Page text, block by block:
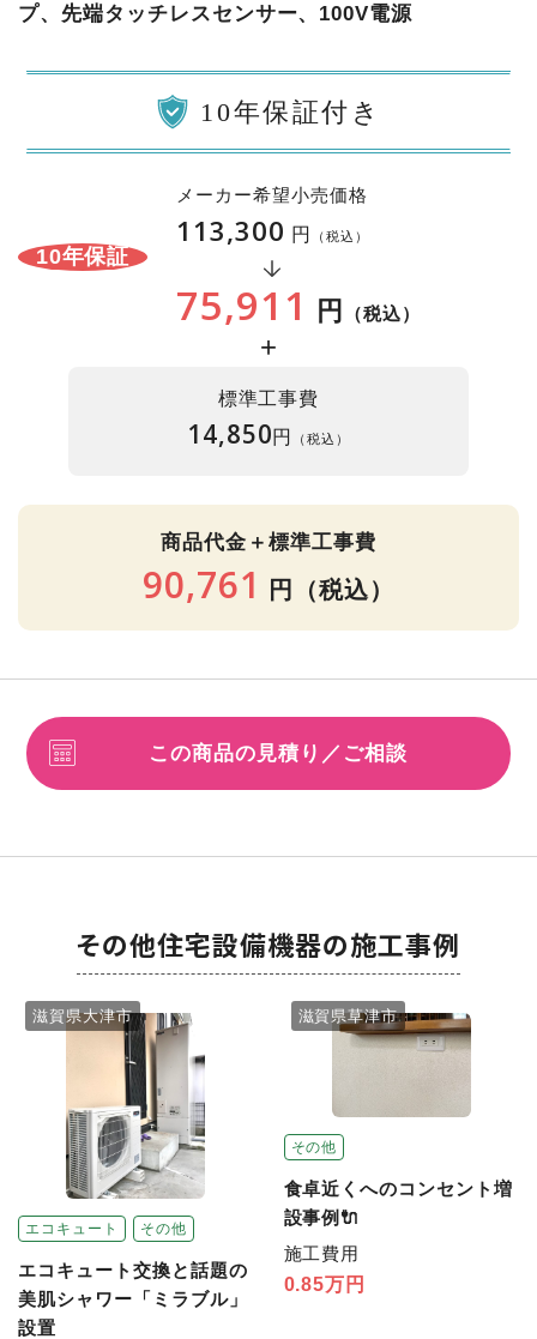
プ、先端タッチレスセンサー、100V電源
10年保証付き
10年保証
メーカー希望小売価格
113,300 円 （税込）
75,911 円 （税込）
+
標準工事費
14,850円 （税込）
商品代金＋標準工事費
90,761 円 （税込）
この商品の見積り／ご相談
その他住宅設備機器の施工事例
エコキュート その他
滋賀県大津市
エコキュート交換と話題の
美肌シャワー「ミラブル」
設置
その他
滋賀県草津市
食卓近くへのコンセント増
設事例🔌
施工費用
0.85万円